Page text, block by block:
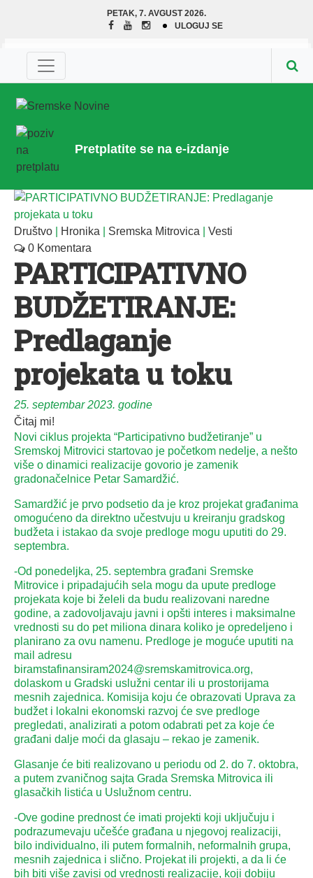
PETAK, 7. AVGUST 2026.
ULOGUJ SE
Pretplatite se na e-izdanje
Društvo Hronika Sremska Mitrovica
Vesti
0 Komentara
PARTICIPATIVNO
BUDŽETIRANJE:
Predlaganje
projekata u toku
25. septembar 2023. godine
Čitaj mi!
Novi ciklus projekta “Participativno budžetiranje” u
Sremskoj Mitrovici startovao je početkom nedelje, a nešto
više o dinamici realizacije govorio je zamenik
gradonačelnice Petar Samardžić.
Samardžić je prvo podsetio da je kroz projekat građanima
omogućeno da direktno učestvuju u kreiranju gradskog
budžeta i istakao da svoje predloge mogu uputiti do 29.
septembra.
-Od ponedeljka, 25. septembra građani Sremske
Mitrovice i pripadajućih sela mogu da upute predloge
projekata koje bi želeli da budu realizovani naredne
godine, a zadovoljavaju javni i opšti interes i maksimalne
vrednosti su do pet miliona dinara koliko je opredeljeno i
planirano za ovu namenu. Predloge je moguće uputiti na
mail adresu
biramstafinansiram2024@sremskamitrovica.org,
dolaskom u Gradski uslužni centar ili u prostorijama
mesnih zajednica. Кomisija koju će obrazovati Uprava za
budžet i lokalni ekonomski razvoj će sve predloge
pregledati, analizirati a potom odabrati pet za koje će
građani dalje moći da glasaju – rekao je zamenik.
Glasanje će biti realizovano u periodu od 2. do 7. oktobra,
a putem zvaničnog sajta Grada Sremska Mitrovica ili
glasačkih listića u Uslužnom centru.
-Ove godine prednost će imati projekti koji uključuju i
podrazumevaju učešće građana u njegovoj realizaciji,
bilo individualno, ili putem formalnih, neformalnih grupa,
mesnih zajednica i slično. Projekat ili projekti, a da li će
bih biti više zavisi od vrednosti realizacije, koji dobiju